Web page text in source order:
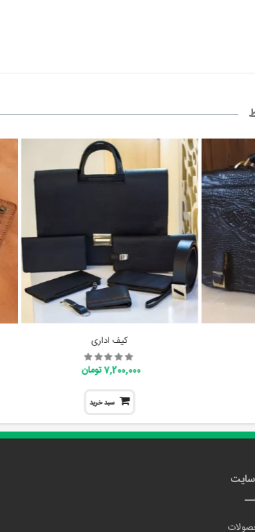
کیف اداری
7,200,000 تومان
سبد خرید